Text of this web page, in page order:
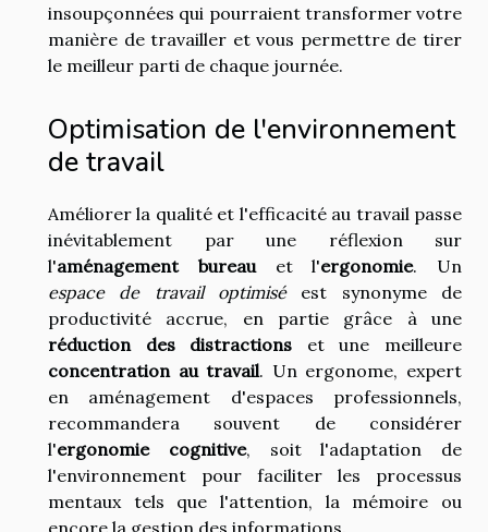
insoupçonnées qui pourraient transformer votre
manière de travailler et vous permettre de tirer
le meilleur parti de chaque journée.
Optimisation de l'environnement
de travail
Améliorer la qualité et l'efficacité au travail passe
inévitablement par une réflexion sur
l'aménagement bureauet l'ergonomie. Un
espace de travail optimiséest synonyme de
productivité accrue, en partie grâce à une
réduction des distractions et une meilleure
concentration au travail. Un ergonome, expert
en aménagement d'espaces professionnels,
recommandera souvent de considérer
l'ergonomie cognitive, soit l'adaptation de
l'environnement pour faciliter les processus
mentaux tels que l'attention, la mémoire ou
encore la gestion des informations.